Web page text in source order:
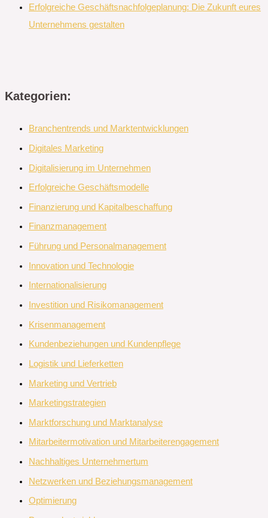
Erfolgreiche Geschäftsnachfolgeplanung: Die Zukunft eures
Unternehmens gestalten
Kategorien:
Branchentrends und Marktentwicklungen
Digitales Marketing
Digitalisierung im Unternehmen
Erfolgreiche Geschäftsmodelle
Finanzierung und Kapitalbeschaffung
Finanzmanagement
Führung und Personalmanagement
Innovation und Technologie
Internationalisierung
Investition und Risikomanagement
Krisenmanagement
Kundenbeziehungen und Kundenpflege
Logistik und Lieferketten
Marketing und Vertrieb
Marketingstrategien
Marktforschung und Marktanalyse
Mitarbeitermotivation und Mitarbeiterengagement
Nachhaltiges Unternehmertum
Netzwerken und Beziehungsmanagement
Optimierung